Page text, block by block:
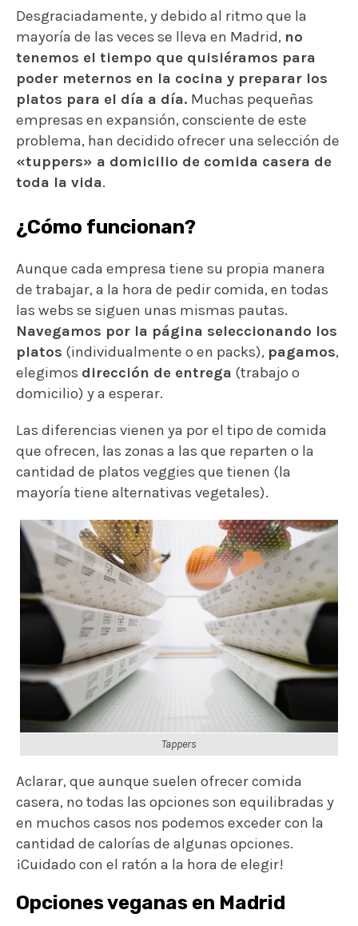
Desgraciadamente, y debido al ritmo que la
mayoría de las veces se lleva en Madrid, no
tenemos el tiempo que quisiéramos para
poder meternos en la cocina y preparar los
platos para el día a día. Muchas pequeñas
empresas en expansión, consciente de este
problema, han decidido ofrecer una selección de
«tuppers» a domicilio de comida casera de
toda la vida.
¿Cómo funcionan?
Aunque cada empresa tiene su propia manera
de trabajar, a la hora de pedir comida, en todas
las webs se siguen unas mismas pautas.
Navegamos por la página seleccionando los
platos (individualmente o en packs), pagamos,
elegimos dirección de entrega (trabajo o
domicilio) y a esperar.
Las diferencias vienen ya por el tipo de comida
que ofrecen, las zonas a las que reparten o la
cantidad de platos veggies que tienen (la
mayoría tiene alternativas vegetales).
Tappers
Aclarar, que aunque suelen ofrecer comida
casera, no todas las opciones son equilibradas y
en muchos casos nos podemos exceder con la
cantidad de calorías de algunas opciones.
¡Cuidado con el ratón a la hora de elegir!
Opciones veganas en Madrid